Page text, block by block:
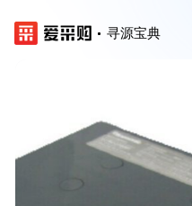
寻源宝典